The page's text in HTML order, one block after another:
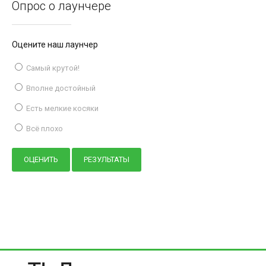
Опрос о лаунчере
Оцените наш лаунчер
Самый крутой!
Вполне достойный
Есть мелкие косяки
Всё плохо